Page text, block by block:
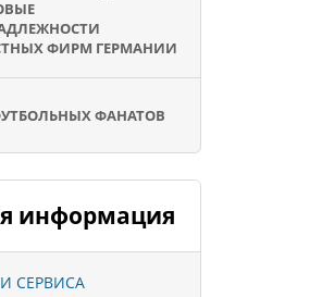
ФИРМ ГЕРМАНИИ
ФАНАТОВ
информация
СЕРВИСА